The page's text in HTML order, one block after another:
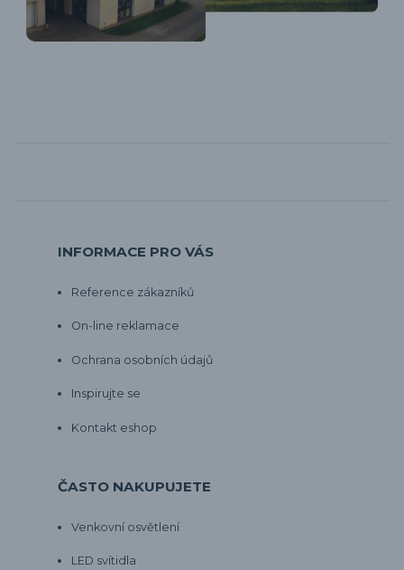
INFORMACE PRO VÁS
Reference zákazníků
On-line reklamace
Ochrana osobních údajů
Inspirujte se
Kontakt eshop
ČASTO NAKUPUJETE
Venkovní osvětlení
LED svítidla